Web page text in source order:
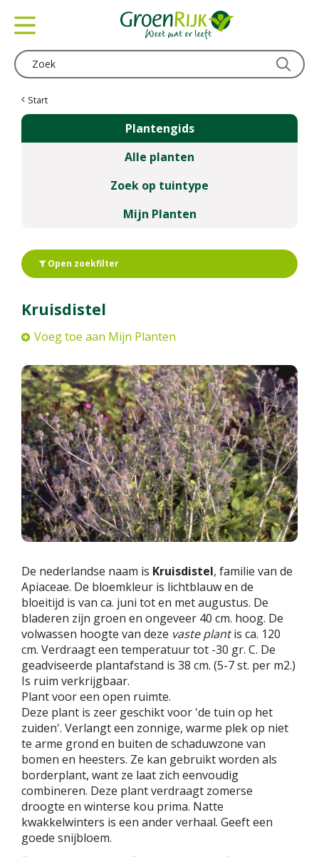
Start
Plantengids
Alle planten
Zoek op tuintype
Mijn Planten
Open zoekfilter
Kruisdistel
Voeg toe aan Mijn Planten
De nederlandse naam is Kruisdistel, familie van de
Apiaceae. De bloemkleur is lichtblauw en de
bloeitijd is van ca. juni tot en met augustus. De
bladeren zijn groen en ongeveer 40 cm. hoog. De
volwassen hoogte van deze vaste plantis ca. 120
cm. Verdraagt een temperatuur tot -30 gr. C. De
geadviseerde plantafstand is 38 cm. (5-7 st. per m2.)
Is ruim verkrijgbaar.
Plant voor een open ruimte.
Deze plant is zeer geschikt voor 'de tuin op het
zuiden'. Verlangt een zonnige, warme plek op niet
te arme grond en buiten de schaduwzone van
bomen en heesters. Ze kan gebruikt worden als
borderplant, want ze laat zich eenvoudig
combineren. Deze plant verdraagt zomerse
droogte en winterse kou prima. Natte
kwakkelwinters is een ander verhaal. Geeft een
goede snijbloem.